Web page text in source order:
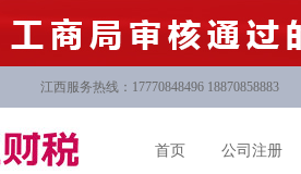
江西服务热线：17770848496 18870858883
首页 公司注册